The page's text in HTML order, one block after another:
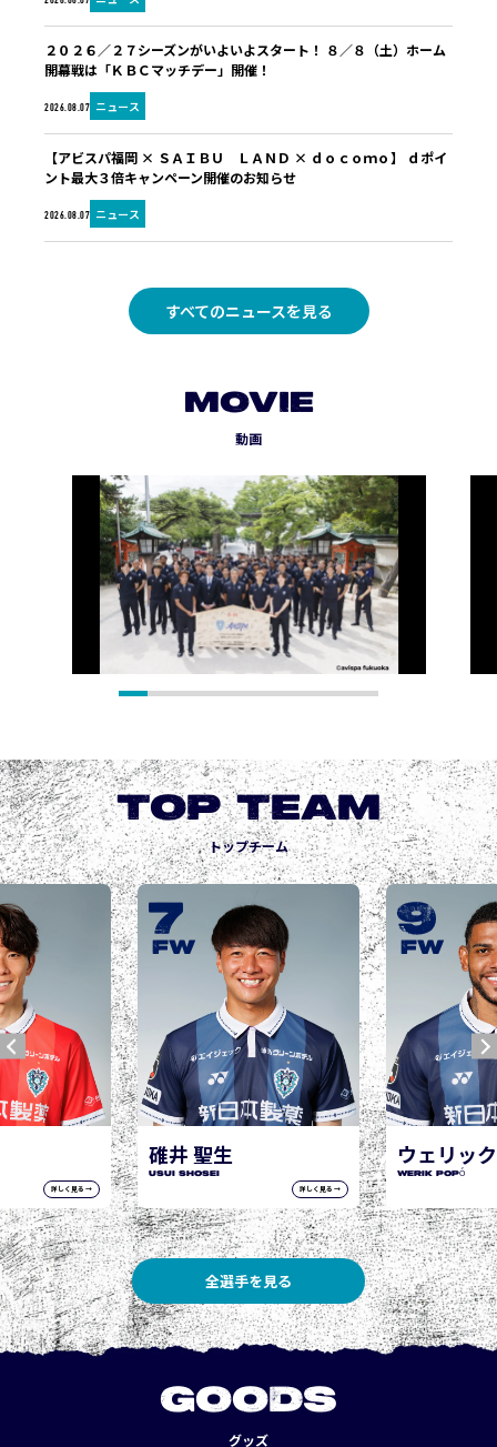
2026.08.07 ニュース
２０２６／２７シーズンがいよいよスタート！ ８／８（土）ホーム
開幕戦は「ＫＢＣマッチデー」開催！
2026.08.07 ニュース
【アビスパ福岡 × ＳＡＩＢＵ ＬＡＮＤ × ｄｏｃｏｍｏ】 ｄポイ
ント最大３倍キャンペーン開催のお知らせ
すべてのニュースを見る
MOVIE
動画
TOP TEAM
トップチーム
詳しく見る →
ウェリック ポポ
WERIK POPÓ
詳しく見る →
9
FW
城後 寿
JOGO Hisashi
10
FW
全選手を見る
GOODS
グッズ